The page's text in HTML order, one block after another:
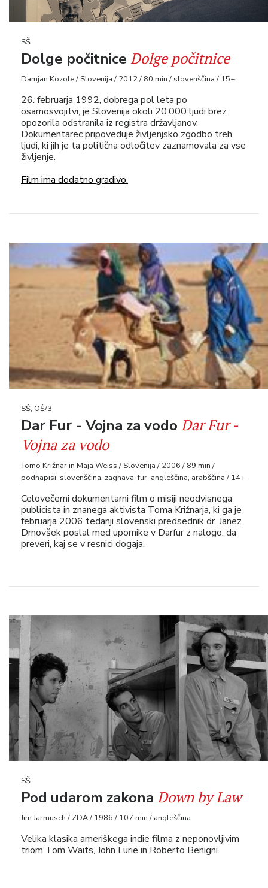
SŠ
Dolge počitnice Dolge počitnice
Damjan Kozole / Slovenija / 2012 / 80 min / slovenščina / 15+
26. februarja 1992, dobrega pol leta po
osamosvojitvi, je Slovenija okoli 20.000 ljudi brez
opozorila odstranila iz registra državljanov.
Dokumentarec pripoveduje življenjsko zgodbo treh
ljudi, ki jih je ta politična odločitev zaznamovala za vse
življenje.
Film ima dodatno gradivo.
SŠ, OŠ/3
Dar Fur - Vojna za vodo Dar Fur -
Vojna za vodo
Tomo Križnar in Maja Weiss / Slovenija / 2006 / 89 min /
podnapisi, slovenščina, zaghava, fur, angleščina, arabščina / 14+
Celovečerni dokumentarni film o misiji neodvisnega
publicista in znanega aktivista Toma Križnarja, ki ga je
februarja 2006 tedanji slovenski predsednik dr. Janez
Drnovšek poslal med upornike v Darfur z nalogo, da
preveri, kaj se v resnici dogaja.
SŠ
Pod udarom zakona Down by Law
Jim Jarmusch / ZDA / 1986 / 107 min / angleščina
Velika klasika ameriškega indie filma z neponovljivim
triom Tom Waits, John Lurie in Roberto Benigni.